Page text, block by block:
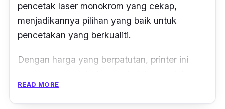
pencetak laser monokrom yang cekap,
menjadikannya pilihan yang baik untuk
pencetakan yang berkualiti.
Dengan harga yang berpatutan, printer ini
hingga 20 halaman dalam satu minit.
READ MORE